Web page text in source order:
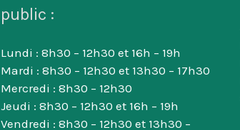
public :
Lundi : 8h30 – 12h30 et 16h – 19h
Mardi : 8h30 – 12h30 et 13h30 – 17h30
Mercredi : 8h30 – 12h30
Jeudi : 8h30 – 12h30 et 16h – 19h
Vendredi : 8h30 – 12h30 et 13h30 –